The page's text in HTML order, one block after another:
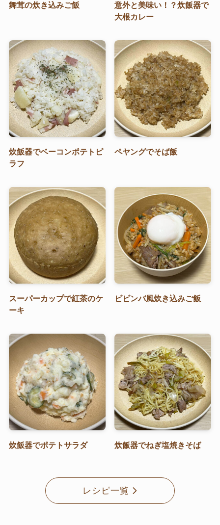
舞茸の炊き込みご飯
意外と美味い！？炊飯器で
大根カレー
炊飯器でベーコンポテトピ
ラフ
ペヤングでそば飯
スーパーカップで紅茶のケ
ーキ
ビビンバ風炊き込みご飯
炊飯器でポテトサラダ 炊飯器でねぎ塩焼きそば
レシピ一覧